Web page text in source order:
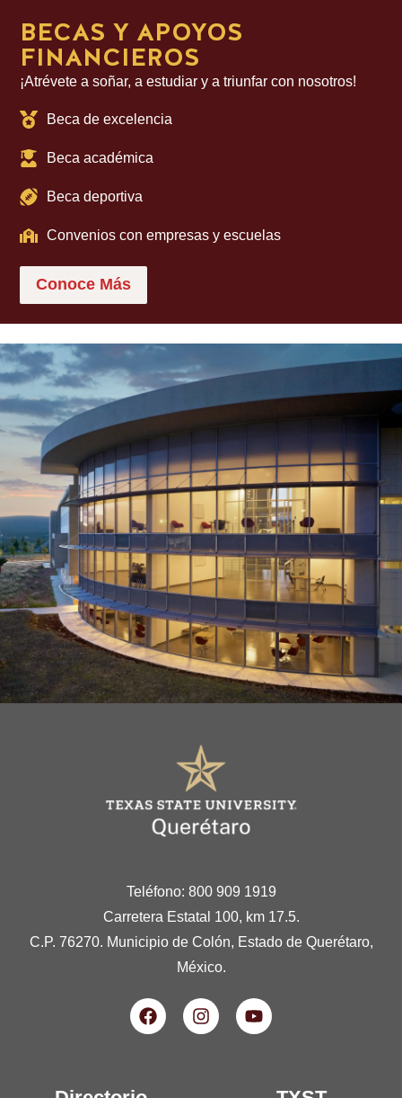
BECAS Y APOYOS
FINANCIEROS
¡Atrévete a soñar, a estudiar y a triunfar con nosotros!
Beca de excelencia
Beca académica
Beca deportiva
Convenios con empresas y escuelas
Conoce Más
Teléfono: 800 909 1919
Carretera Estatal 100, km 17.5.
C.P. 76270. Municipio de Colón, Estado de Querétaro,
México.